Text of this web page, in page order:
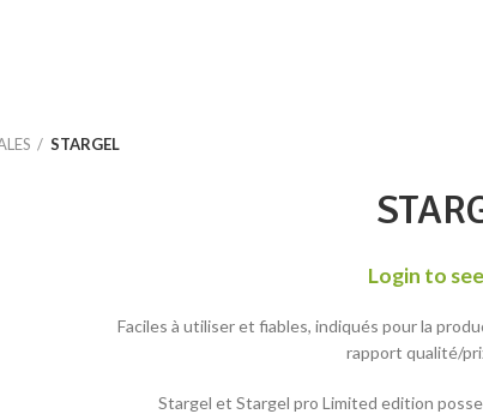
STARGEL
Login to
Faciles à utiliser et fiables, indiqués pour la
rapport qualité/
Stargel et Stargel pro Limited edition